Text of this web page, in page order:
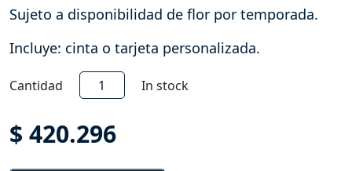
Sujeto a disponibilidad de flor por temporada.
Incluye: cinta o tarjeta personalizada.
Cantidad
Aurora
Floral
SF92
In stock
$ 420.296